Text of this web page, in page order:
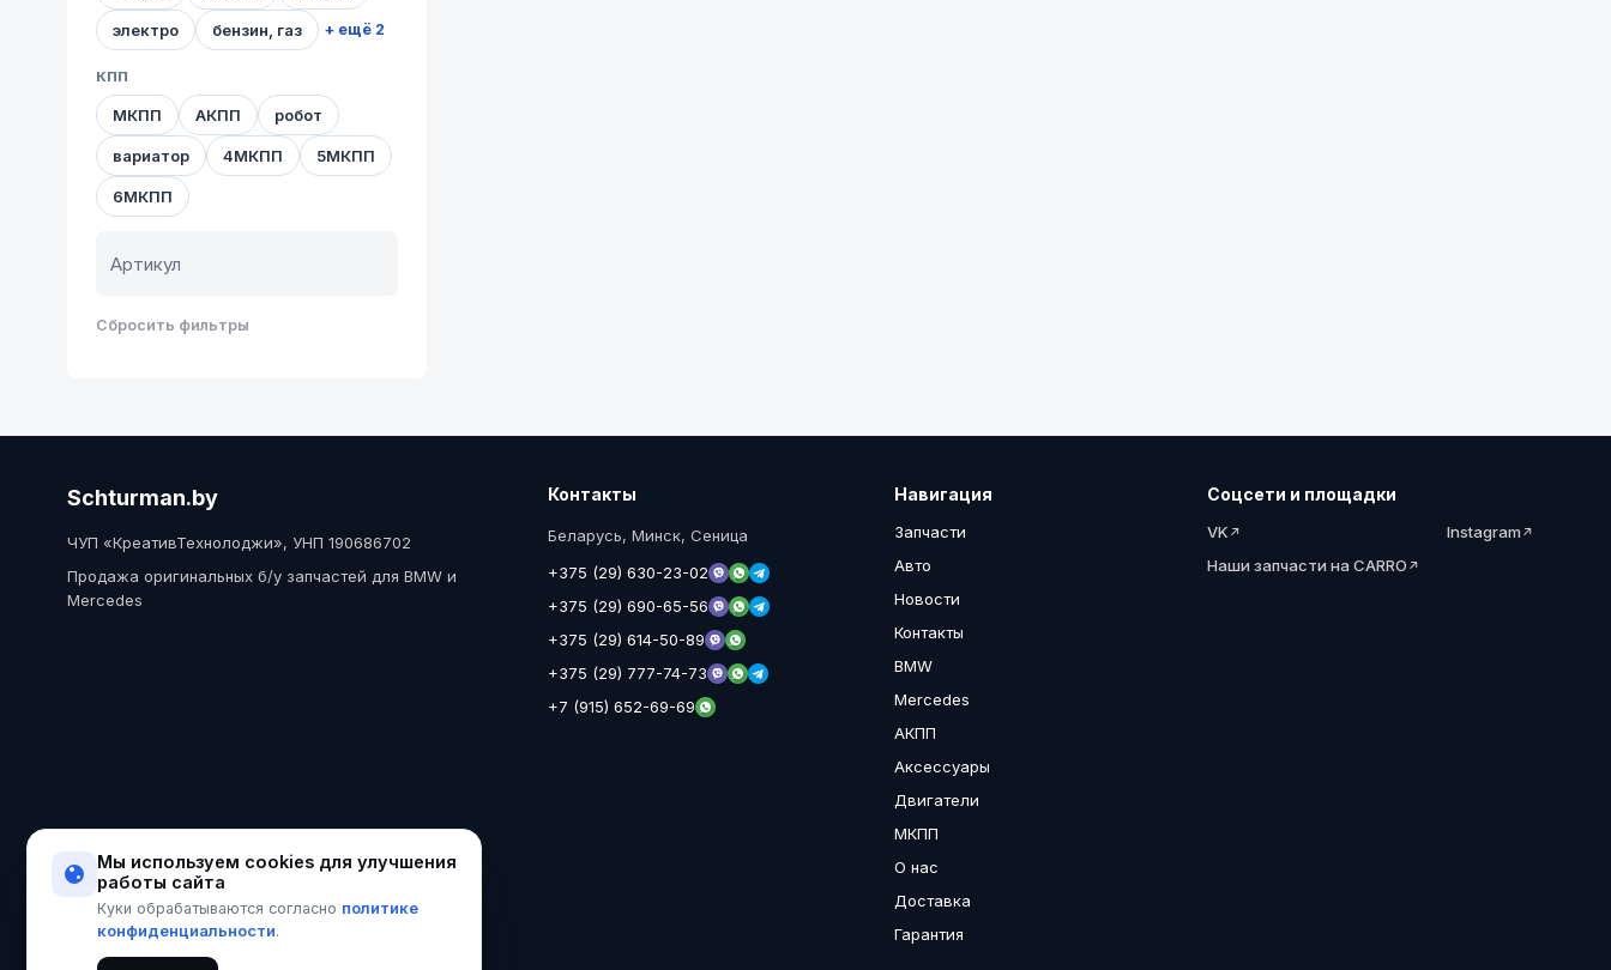
электро бензин, газ + ещё 2
КПП
МКПП АКПП робот
вариатор 4МКПП 5МКПП
6МКПП
Сбросить фильтры
Schturman.by
ЧУП «КреативТехнолоджи», УНП 190686702
Продажа оригинальных б/у запчастей для BMW и
Mercedes
Контакты
Беларусь, Минск, Сеница
+375 (29) 630-23-02
+375 (29) 690-65-56
+375 (29) 614-50-89
+375 (29) 777-74-73
+7 (915) 652-69-69
Навигация
Запчасти
Авто
Новости
Контакты
BMW
Mercedes
АКПП
Аксессуары
Двигатели
МКПП
О нас
Доставка
Гарантия
Соцсети и площадки
VK
Instagram
Наши запчасти на CARRO
Мы используем cookies для улучшения
работы сайта
Куки обрабатываются согласно политике
конфиденциальности.